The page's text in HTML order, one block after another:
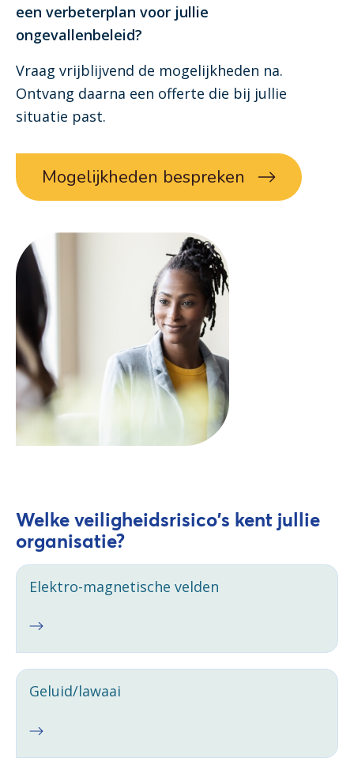
een verbeterplan voor jullie
ongevallenbeleid?
Vraag vrijblijvend de mogelijkheden na.
Ontvang daarna een offerte die bij jullie
situatie past.
Mogelijkheden bespreken
Welke veiligheidsrisico's kent jullie
organisatie?
Elektro-magnetische velden
Geluid/lawaai